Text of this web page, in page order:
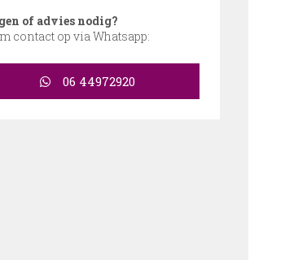
of advies nodig?
contact op via Whatsapp:
06 44972920